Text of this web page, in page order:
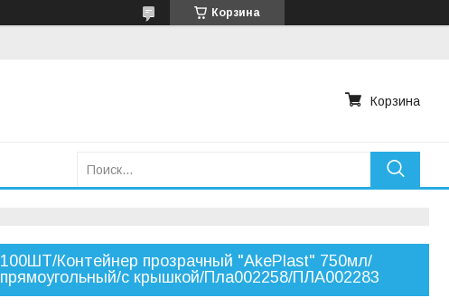
Корзина
Корзина
100ШТ/Контейнер прозрачный "AkePlast" 750мл/
прямоугольный/с крышкой/Пла002258/ПЛА002283